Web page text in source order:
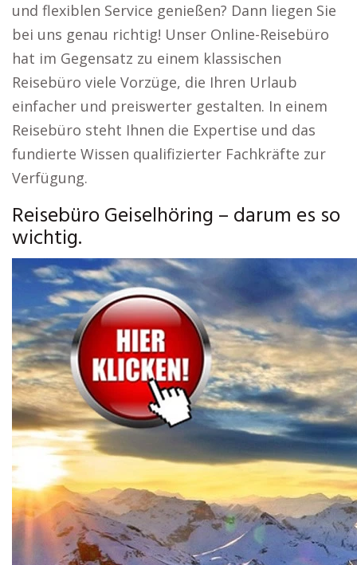
und flexiblen Service genießen? Dann liegen Sie
bei uns genau richtig! Unser Online-Reisebüro
hat im Gegensatz zu einem klassischen
Reisebüro viele Vorzüge, die Ihren Urlaub
einfacher und preiswerter gestalten. In einem
Reisebüro steht Ihnen die Expertise und das
fundierte Wissen qualifizierter Fachkräfte zur
Verfügung.
Reisebüro Geiselhöring – darum es so
wichtig.